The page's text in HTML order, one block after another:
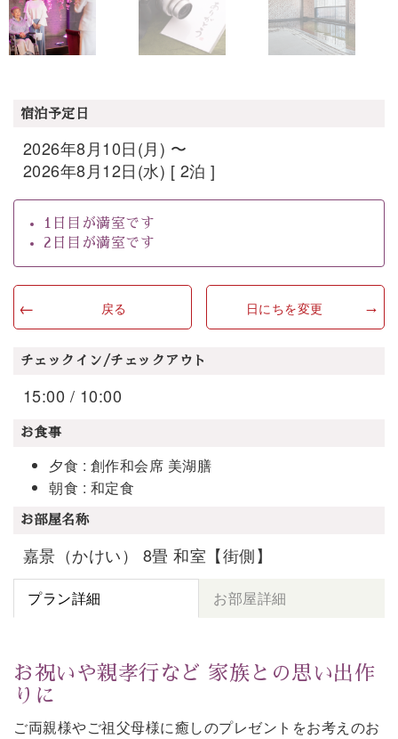
宿泊予定日
2026年8月10日(月) 〜
2026年8月12日(水) [ 2泊 ]
1日目が満室です
2日目が満室です
戻る 日にちを変更
チェックイン/チェックアウト
15:00 / 10:00
お食事
夕食 : 創作和会席 美湖膳
朝食 : 和定食
お部屋名称
嘉景（かけい） 8畳 和室【街側】
プラン詳細 お部屋詳細
お祝いや親孝行など 家族との思い出作
りに
ご両親様やご祖父母様に癒しのプレゼントをお考えのお